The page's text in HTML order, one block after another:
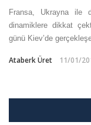
Fransa, Ukrayna ile
dinamiklere dikkat
günü Kiev’de
Ataberk Üret 11/01/